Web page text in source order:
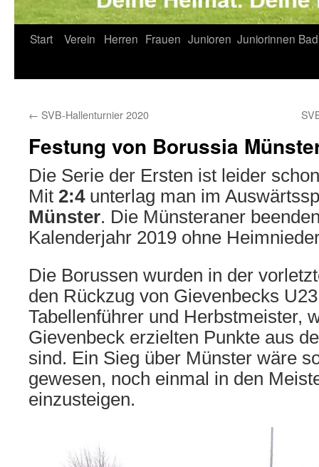
Start Verein Herren Frauen Junioren Juniorinnen
← SVB-Hallenturnier 2020
Festung von Borussia
Die Serie der Ersten ist leider
Mit 2:4unterlag man im
Münster. Die Münsteraner
Kalenderjahr 2019 ohne
Die Borussen wurden in der
den Rückzug von Gievenbecks
Tabellenführer und Herbstmeister,
Gievenbeck erzielten Punkte aus
sind. Ein Sieg über Münster wäre
gewesen, noch einmal in den
einzusteigen.